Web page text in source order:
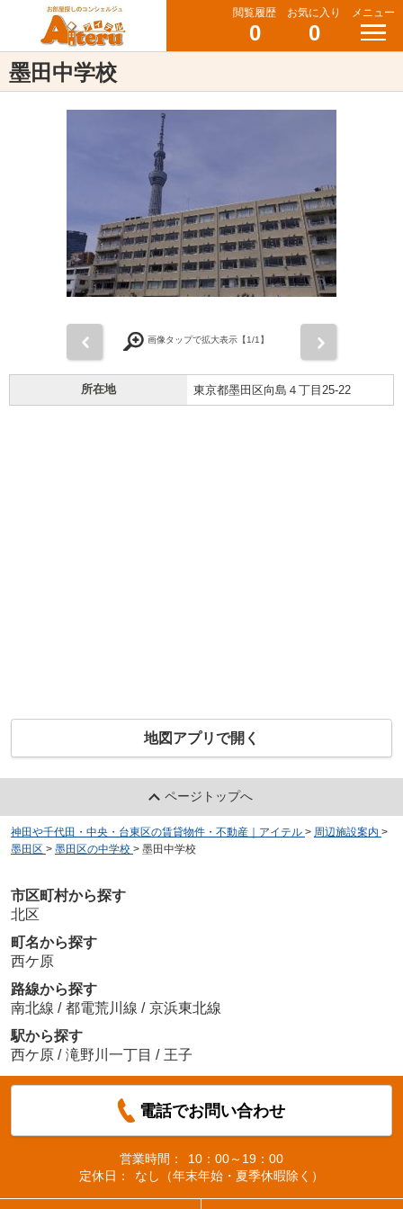
閲覧履歴
0
お気に入り
0
メニュー
墨田中学校
画像タップで拡大表示【1/1】
所在地 東京都墨田区向島４丁目25-22
地図アプリで開く
ページトップへ
神田や千代田・中央・台東区の賃貸物件・不動産｜アイテル > 周辺施設案内 >
墨田区 > 墨田区の中学校 > 墨田中学校
市区町村から探す
北区
町名から探す
西ケ原
路線から探す
南北線 / 都電荒川線 / 京浜東北線
駅から探す
西ケ原 / 滝野川一丁目 / 王子
電話でお問い合わせ
営業時間：
10：00～19：00
定休日：
なし（年末年始・夏季休暇除く）